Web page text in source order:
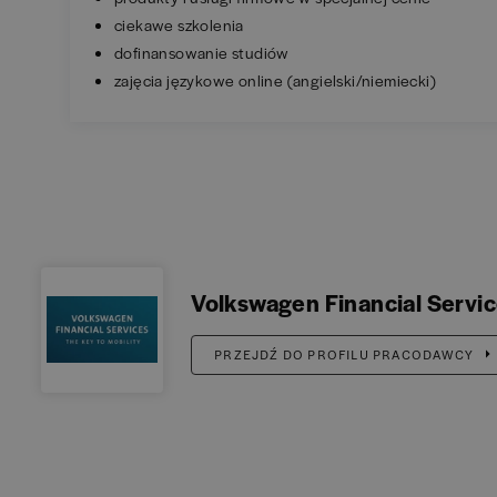
ciekawe szkolenia
dofinansowanie studiów
zajęcia językowe online (angielski/niemiecki)
Volkswagen Financial
PRZEJDŹ DO PROFILU PRACODAWCY